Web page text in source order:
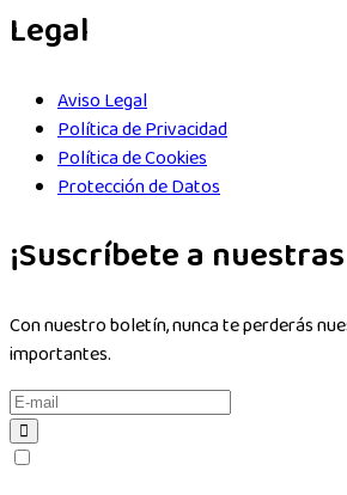
Legal
Aviso Legal
Política de Privacidad
Política de Cookies
Protección de Datos
¡Suscríbete a
Con nuestro boletín, nunca te perderás
importantes.